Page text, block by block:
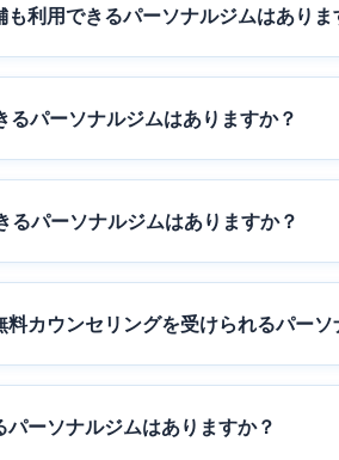
利用できるパーソナルジムはありま
パーソナルジムはありますか？
るパーソナルジムはありますか？
カウンセリングを受けられるパー
ーソナルジムはありますか？